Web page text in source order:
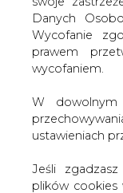
Danych
Wycofanie
prawem
wycofaniem.
W dowolnym
ustawieniach
Jeśli
plików cookies
zł. Zarząd
będzie
Walnemu
dywidendy
Grupa Unimot
Skonsolidowana
wycenę